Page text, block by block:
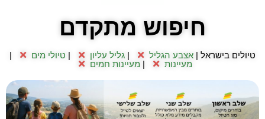
חיפוש מתקדם
טיולים בישראל | אצבע הגליל גליל עליון טיולי מים
מעיינות
מעיינות חמים